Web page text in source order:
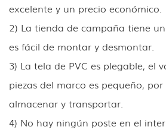
excelente y un precio económico.
2) La tienda de campaña tiene
es fácil de montar y desmontar.
3) La tela de PVC es plegable, el
piezas del marco es pequeño,
almacenar y transportar.
4) No hay ningún poste en el